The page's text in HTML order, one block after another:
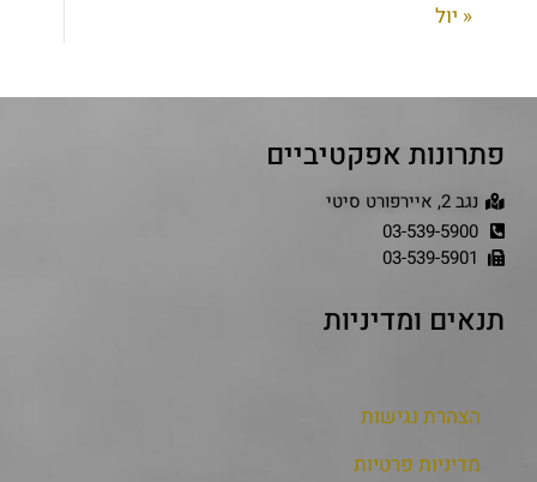
« יול
פתרונות אפקטיביים
נגב 2, איירפורט סיטי
03-539-5900
03-539-5901
תנאים ומדיניות
הצהרת נגישות
מדיניות פרטיות